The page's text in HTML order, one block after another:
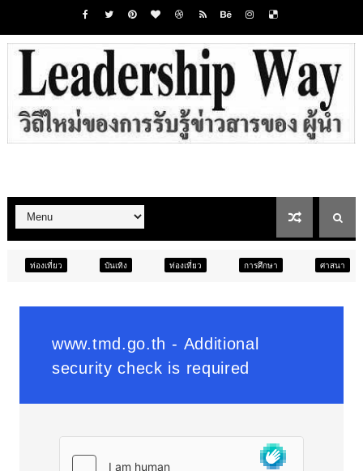
บันเทิง ท่องเที่ยว การศึกษา ศาสนา การศึกษา